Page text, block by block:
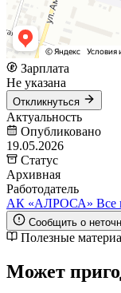
Зарплата
Не указана
Откликнуться
Актуальность
Опубликовано
19.05.2026
Статус
Архивная
Работодатель
АК «АЛРОСА» Все
Сообщить о
Полезные
Может